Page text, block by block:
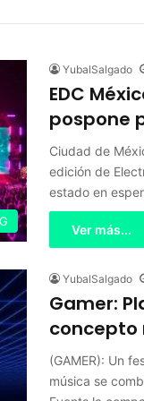
YubalSalgado
EDC
pospone
Ciudad de
edición de
estado en
Ver más...
YubalSalgado
Gamer:
concepto
(GAMER): Un
música se